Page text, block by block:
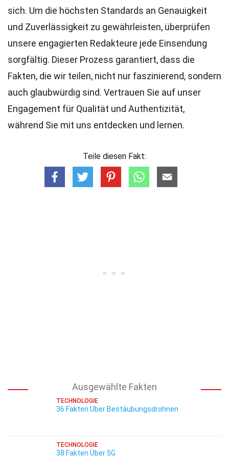
sich. Um die höchsten Standards an Genauigkeit
und Zuverlässigkeit zu gewährleisten, überprüfen
unsere engagierten Redakteure jede Einsendung
sorgfältig. Dieser Prozess garantiert, dass die
Fakten, die wir teilen, nicht nur faszinierend, sondern
auch glaubwürdig sind. Vertrauen Sie auf unser
Engagement für Qualität und Authentizität,
während Sie mit uns entdecken und lernen.
Teile diesen Fakt:
Ausgewählte Fakten
TECHNOLOGIE
36 Fakten Über Bestäubungsdrohnen
TECHNOLOGIE
38 Fakten Über 5G